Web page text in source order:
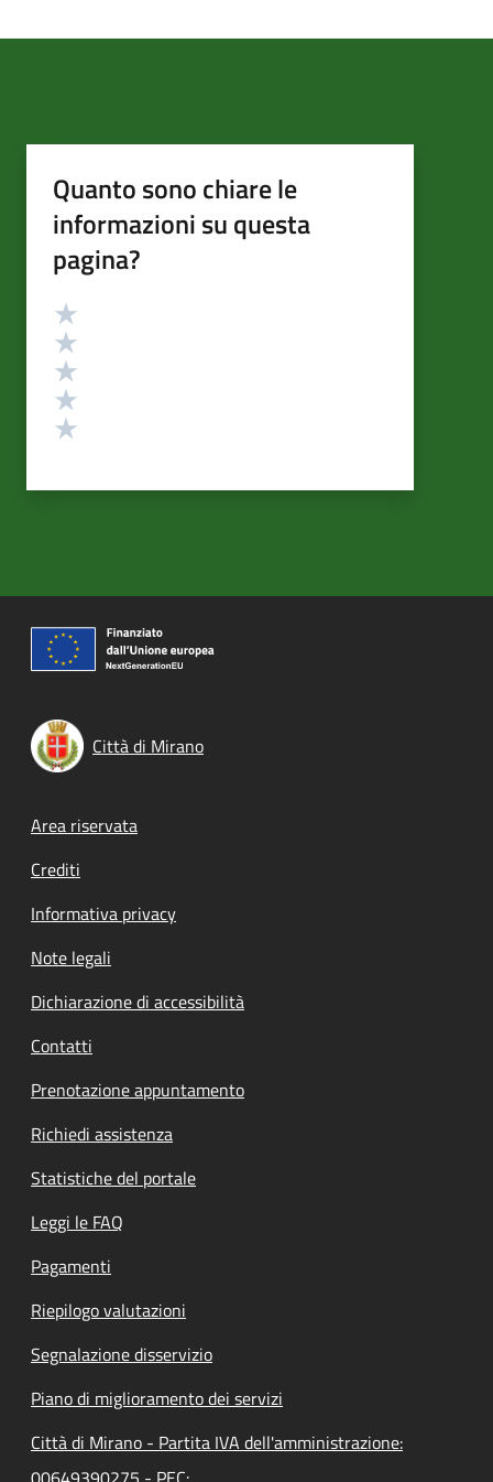
Quanto sono chiare le
informazioni su questa
pagina?
Valutazione
Città di Mirano
Footer menu
Area riservata
Crediti
Informativa privacy
Note legali
Dichiarazione di accessibilità
Contatti
Prenotazione appuntamento
Richiedi assistenza
Statistiche del portale
Leggi le FAQ
Pagamenti
Riepilogo valutazioni
Segnalazione disservizio
Piano di miglioramento dei servizi
Città di Mirano - Partita IVA dell'amministrazione: